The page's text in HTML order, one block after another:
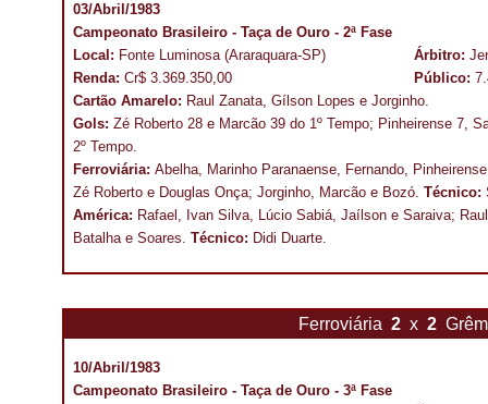
03/Abril/1983
Campeonato Brasileiro - Taça de Ouro - 2ª Fase
Local: Fonte Luminosa (Araraquara-SP) Árbitro:
Renda: Cr$ 3.369.350,00 Público:
Cartão Amarelo: Raul Zanata, Gílson Lopes e Jorginho.
Gols: Zé Roberto 28 e Marcão 39 do 1º Tempo; Pinheirense 7,
2º Tempo.
Ferroviária: Abelha, Marinho Paranaense, Fernando,
Zé Roberto e Douglas Onça; Jorginho, Marcão e Bozó. Técnico:
América: Rafael, Ivan Silva, Lúcio Sabiá, Jaílson e Saraiva;
Batalha e Soares. Técnico: Didi Duarte.
Ferroviária 2 x 2
10/Abril/1983
Campeonato Brasileiro - Taça de Ouro - 3ª Fase